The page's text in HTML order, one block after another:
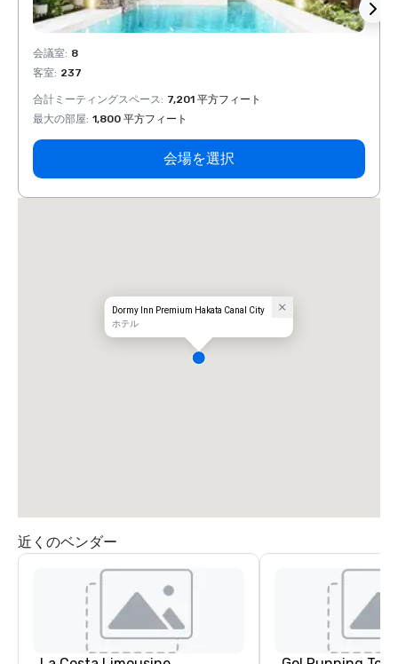
会議室: 8
客室: 237
合計ミーティングスペース: 7,201 平方フィート
最大の部屋: 1,800 平方フィート
会場を選択
Dormy Inn Premium Hakata Canal City
ホテル
近くのベンダー